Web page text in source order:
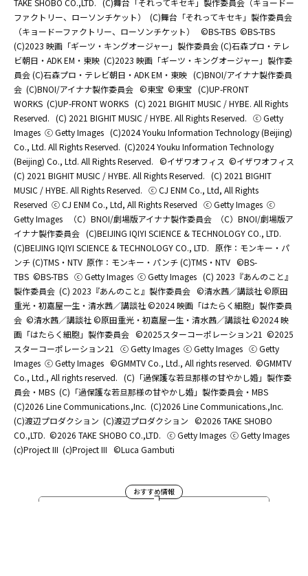
TAKE SHOBO CO.,LTD. (C)舞台「それってキセキ」製作委員会（キョードー
ファクトリー、ローソンチケット）
(C)舞台「それってキセキ」製作委員会
（キョードーファクトリー、ローソンチケット）
©BS-TBS ©BS-TBS
(C)2023 映画「ギーツ・キングオージャー」製作委員会 (C)石森プロ・テレ
ビ朝日・ADK EM・東映 (C)2023 映画「ギーツ・キングオージャー」製作委
員会 (C)石森プロ・テレビ朝日・ADK EM・東映 (C)BNOI/アイナナ製作委員
会 (C)BNOI/アイナナ製作委員会 ©東宝 ©東宝 (C)UP-FRONT
WORKS (C)UP-FRONT WORKS (C) 2021 BIGHIT MUSIC / HYBE. All Rights
Reserved. (C) 2021 BIGHIT MUSIC / HYBE. All Rights Reserved. ⓒ Getty
Images ⓒ Getty Images (C)2024 Youku Information Technology (Beijing)
Co., Ltd. All Rights Reserved. (C)2024 Youku Information Technology
(Beijing) Co., Ltd. All Rights Reserved. ©イザワオフィス ©イザワオフィス
(C) 2021 BIGHIT MUSIC / HYBE. All Rights Reserved. (C) 2021 BIGHIT
MUSIC / HYBE. All Rights Reserved. ⓒ CJ ENM Co., Ltd, All Rights
Reserved ⓒ CJ ENM Co., Ltd, All Rights Reserved ⓒ Getty Images ⓒ
Getty Images
（C）BNOI/劇場版アイナナ製作委員会
（C）BNOI/劇場版ア
イナナ製作委員会 (C)BEIJING IQIYI SCIENCE & TECHNOLOGY CO., LTD.
(C)BEIJING IQIYI SCIENCE & TECHNOLOGY CO., LTD.
原作：モンキー・パ
ンチ (C)TMS・NTV 原作：モンキー・パンチ (C)TMS・NTV ©BS-
TBS ©BS-TBS ⓒ Getty Images ⓒ Getty Images (C) 2023『あんのこと』
製作委員会 (C) 2023『あんのこと』製作委員会 ©清水茜／講談社 ©原田
重光・初嘉屋一生・清水茜／講談社 ©2024 映画「はたらく細胞」製作委員
会 ©清水茜／講談社 ©原田重光・初嘉屋一生・清水茜／講談社 ©2024 映
画「はたらく細胞」製作委員会 ©2025スターコーポレーション21 ©2025
スターコーポレーション21
ⓒ Getty Images ⓒ Getty Images ⓒ Getty
Images ⓒ Getty Images ©GMMTV Co., Ltd., All rights reserved. ©GMMTV
Co., Ltd., All rights reserved. (C)「過保護な若旦那様の甘やかし婚」製作委
員会・MBS (C)「過保護な若旦那様の甘やかし婚」製作委員会・MBS
(C)2026 Line Communications.,Inc. (C)2026 Line Communications.,Inc.
(C)渡辺プロダクション (C)渡辺プロダクション ©2026 TAKE SHOBO
CO.,LTD. ©2026 TAKE SHOBO CO.,LTD. ⓒ Getty Images ⓒ Getty Images
(c)Project III (c)Project III ©Luca Gambuti
おすすめ情報